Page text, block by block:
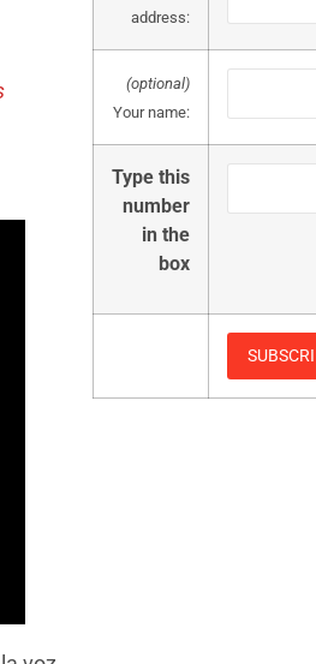
address:
(optional)
Your name:
Type this
number
in the
box